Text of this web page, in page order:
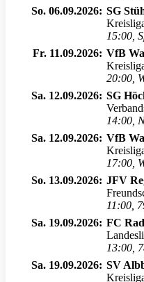
So. 06.09.2026: SG
15:00
Fr. 11.09.2026: VfB
20:00
Sa. 12.09.2026: SG
14:00
Sa. 12.09.2026: VfB
17:00
So. 13.09.2026: JFV
11:00
Sa. 19.09.2026: FC
13:00
Sa. 19.09.2026: SV